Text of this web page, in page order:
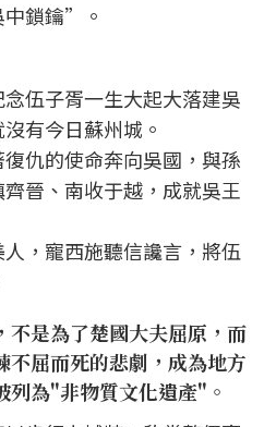
鎖鑰”。
伍子胥一生大起大落建吳
有今日蘇州城。
仇的使命奔向吳國，與孫
晉、南收于越，成就吳王
，寵西施聽信讒言，將伍
不是為了楚國大夫屈原，而
不屈而死的悲劇，成為地方
列為"非物質文化遺產"。